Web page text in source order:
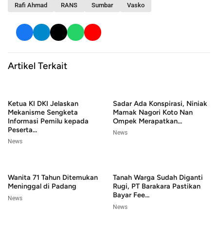
Rafi Ahmad
RANS Sumbar Vasko
Artikel Terkait
Ketua KI DKI Jelaskan
Mekanisme Sengketa
Informasi Pemilu kepada
Peserta...
News
Sadar Ada Konspirasi, Niniak
Mamak Nagori Koto Nan
Ompek Merapatkan...
News
Wanita 71 Tahun Ditemukan
Meninggal di Padang
News
Tanah Warga Sudah Diganti
Rugi, PT Barakara Pastikan
Bayar Fee...
News